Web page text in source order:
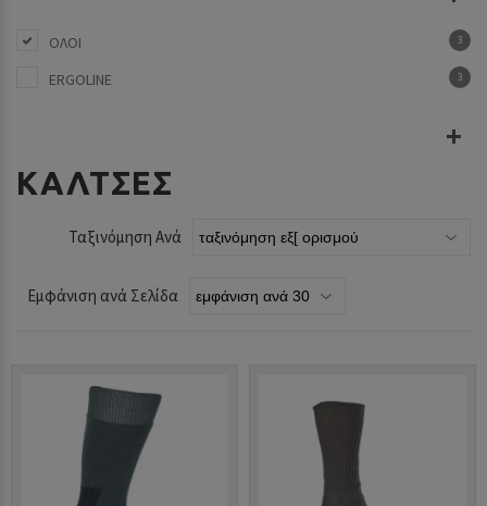
ΟΛΟΙ 3
ERGOLINE 3
ΚΆΛΤΣΕΣ
Ταξινόμηση Ανά
Εμφάνιση ανά Σελίδα